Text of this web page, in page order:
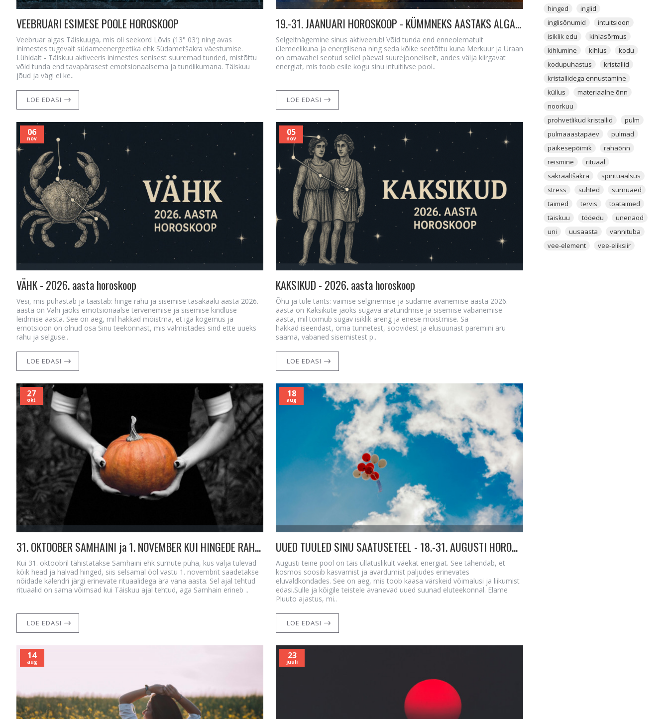
VEEBRUARI ESIMESE POOLE HOROSKOOP
Veebruar algas Täiskuuga, mis oli seekord Lõvis (13° 03′) ning avas
inimestes tugevalt südameenergeetika ehk Südametšakra väestumise.
Lühidalt - Täiskuu aktiveeris inimestes senisest suuremad tunded, mistõttu
võid tunda end tavapärasest emotsionaalsema ja tundlikumana. Täiskuu
jõud ja vägi ei ke..
LOE EDASI
19.-31. JAANUARI HOROSKOOP - KÜMMNEKS AASTAKS ALGAB SINU ELUS UUS ETAPP
Selgeltnägemine sinus aktiveerub! Võid tunda end enneolematult
ülemeelikuna ja energilisena ning seda kõike seetõttu kuna Merkuur ja Uraan
on omavahel seotud sellel päeval suurejooneliselt, andes välja kiirgavat
energiat, mis toob esile kogu sinu intuitiivse pool..
LOE EDASI
06
nov
VÄHK - 2026. aasta horoskoop
Vesi, mis puhastab ja taastab: hinge rahu ja sisemise tasakaalu aasta 2026.
aasta on Vähi jaoks emotsionaalse tervenemise ja sisemise kindluse
leidmise aasta. See on aeg, mil hakkad mõistma, et iga kogemus ja
emotsioon on olnud osa Sinu teekonnast, mis valmistades sind ette uueks
rahu ja selguse..
LOE EDASI
05
nov
KAKSIKUD - 2026. aasta horoskoop
Õhu ja tule tants: vaimse selginemise ja südame avanemise aasta 2026.
aasta on Kaksikute jaoks sügava äratundmise ja sisemise vabanemise
aasta, mil toimub sügav isiklik areng ja enese mõistmise. Sa
hakkad iseendast, oma tunnetest, soovidest ja elusuunast paremini aru
saama, vabaned sisemistest p..
LOE EDASI
27
okt
31. OKTOOBER SAMHAINI ja 1. NOVEMBER KUI HINGEDE RAHU AEG
Kui 31. oktoobril tähistatakse Samhaini ehk surnute püha, kus välja tulevad
kõik head ja halvad hinged, siis selsamal ööl vastu 1. novembrit saadetakse
nõidade kalendri järgi erinevate rituaalidega ära vana aasta. Sel ajal tehtud
rituaalid on sama võimsad kui Täiskuu ajal tehtud, aga Samhain erineb ..
LOE EDASI
18
aug
UUED TUULED SINU SAATUSETEEL - 18.-31. AUGUSTI HOROSKOOP
Augusti teine pool on täis üllatuslikult väekat energiat. See tähendab, et
kosmos soosib kasvamist ja avardumist paljudes erinevates
eluvaldkondades. See on aeg, mis toob kaasa värskeid võimalusi ja liikumist
edasi.Sulle ja kõigile teistele avanevad uued suunad eluteekonnal. Elame
Pluuto ajastus, mi..
LOE EDASI
14
aug
23
juuli
hinged
inglid
inglisõnumid
intuitsioon
isiklik edu
kihlasõrmus
kihlumine
kihlus
kodu
kodupuhastus
kristallid
kristallidega ennustamine
küllus
materiaalne õnn
noorkuu
prohvetlikud kristallid
pulm
pulmaaastapäev
pulmad
päikesepõimik
rahaõnn
reismine
rituaal
sakraaltšakra
spirituaalsus
stress
suhted
surnuaed
taimed
tervis
toataimed
täiskuu
tööedu
unenäod
uni
uusaasta
vannituba
vee-element
vee-eliksiir